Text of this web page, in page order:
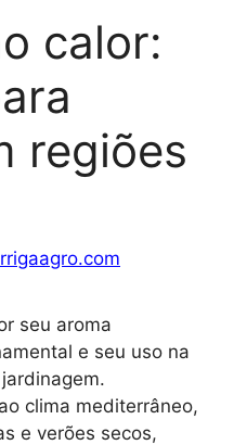
calor:
regiões
seu aroma
e seu uso na
clima mediterrâneo,
e verões secos,